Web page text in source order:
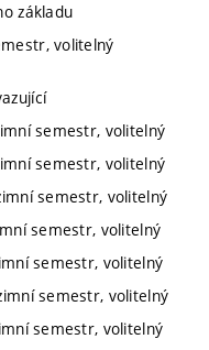
základu
volitelný
semestr, volitelný
semestr, volitelný
semestr, volitelný
semestr, volitelný
semestr, volitelný
semestr, volitelný
semestr, volitelný